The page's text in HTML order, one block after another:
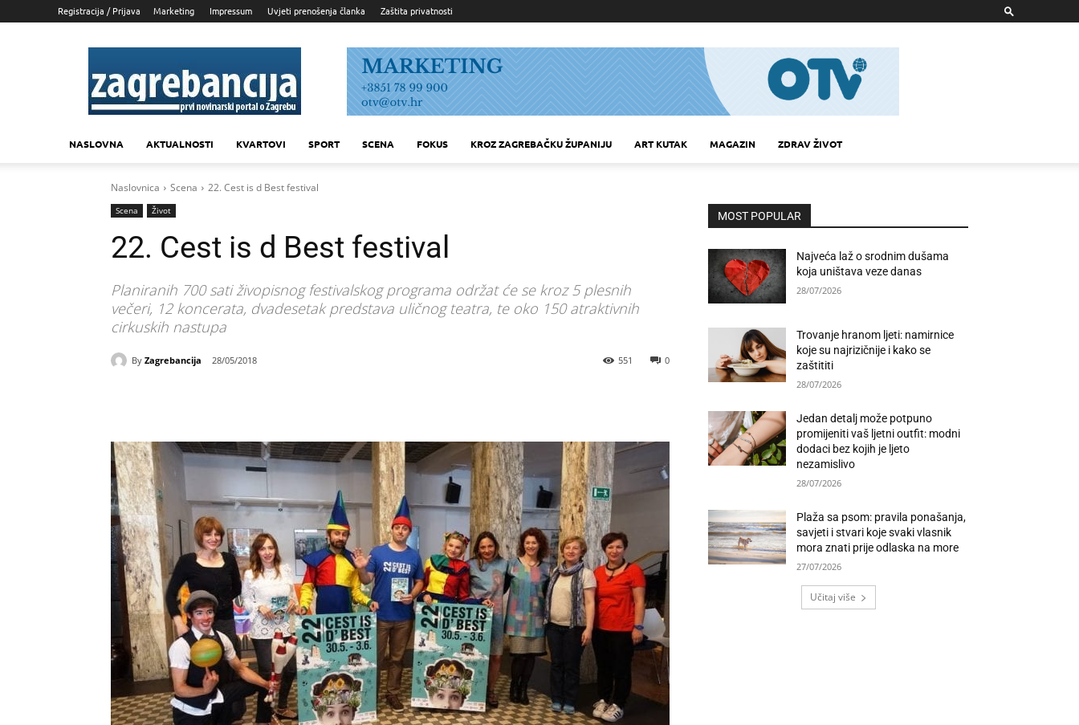
Registracija / Prijava Marketing Impressum Uvjeti prenošenja članka Zaštita privatnosti
Zagrebancija
NASLOVNA AKTUALNOSTI KVARTOVI SPORT SCENA FOKUS KROZ ZAGREBAČKU ŽUPANIJU ART KUTAK MAGAZIN ZDRAV ŽIVOT
Naslovnica Scena 22. Cest is d Best festival
Scena Život
22. Cest is d Best festival
Planiranih 700 sati živopisnog festivalskog programa održat će se kroz 5 plesnih
večeri, 12 koncerata, dvadesetak predstava uličnog teatra, te oko 150 atraktivnih
cirkuskih nastupa
By Zagrebancija 28/05/2018 0
551
MOST POPULAR
Najveća laž o srodnim dušama
koja uništava veze danas
28/07/2026
Trovanje hranom ljeti: namirnice
koje su najrizičnije i kako se
zaštititi
28/07/2026
Jedan detalj može potpuno
promijeniti vaš ljetni outfit: modni
dodaci bez kojih je ljeto
nezamislivo
28/07/2026
Plaža sa psom: pravila ponašanja,
savjeti i stvari koje svaki vlasnik
mora znati prije odlaska na more
27/07/2026
Učitaj više